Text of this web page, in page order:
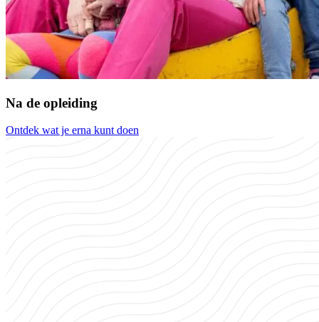
Na de opleiding
Ontdek wat je erna kunt doen